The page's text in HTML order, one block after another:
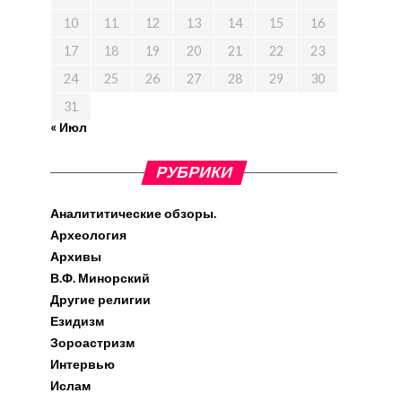
10
11 12 13 14 15
16
17
18 19 20 21 22
23
24
25 26 27 28 29
30
31
« Июл
РУБРИКИ
Аналититические обзоры.
Археология
Архивы
В.Ф. Минорский
Другие религии
Езидизм
Зороастризм
Интервью
Ислам